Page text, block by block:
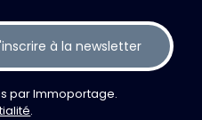
à la newsletter
par Immoportage.
.